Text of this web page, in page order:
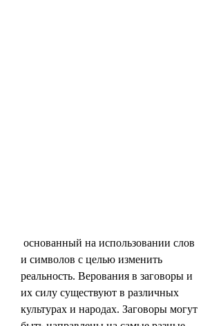
и символов с целью изменить
реальность. Верования в заговоры и
их силу существуют в различных
культурах и народах. Заговоры могут